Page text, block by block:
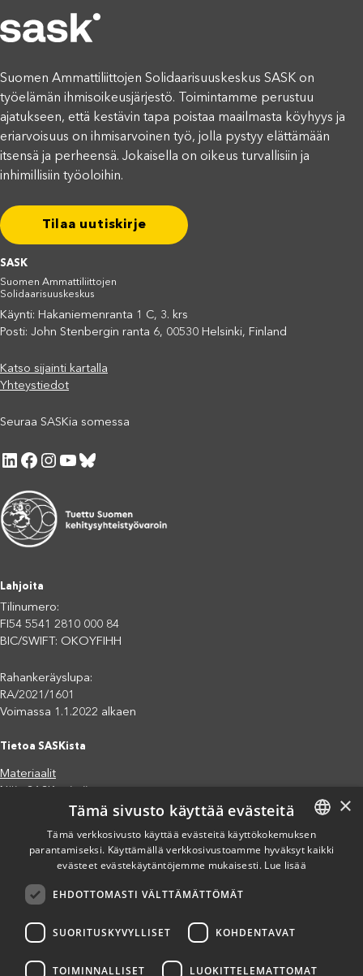
Suomen Ammattiliittojen Solidaarisuuskeskus SASK on
työelämän ihmisoikeusjärjestö. Toimintamme perustuu
ajatukseen, että kestävin tapa poistaa maailmasta köyhyys ja
eriarvoisuus on ihmisarvoinen työ, jolla pystyy elättämään
itsensä ja perheensä. Jokaisella on oikeus turvallisiin ja
inhimillisiin työoloihin.
Tilaa uutiskirje
SASK
Suomen Ammattiliittojen
Solidaarisuuskeskus
Käynti: Hakaniemenranta 1 C, 3. krs
Posti: John Stenbergin ranta 6, 00530 Helsinki, Finland
Katso sijainti kartalla
Yhteystiedot
Seuraa SASKia somessa
LinkedIn Facebook Instagram YouTube Bluesky
Lahjoita
Tilinumero:
FI54 5541 2810 000 84
BIC/SWIFT: OKOYFIHH
Rahankeräyslupa:
RA/2021/1601
Voimassa 1.1.2022 alkaen
Tietoa SASKista
Materiaalit
Näin SASK toimii
Jäsenjärjestöt
Saavutettavuusseloste
Tietosuojaseloste
Eettiset periaatteet (pdf)
Lahjoita
Osallistu
Liity kannatusjäseneksi
Ilmoita väärinkäytösepäilystä
FINNISH
×
Tämä sivusto käyttää evästeitä
Tämä verkkosivusto käyttää evästeitä käyttökokemuksen
parantamiseksi. Käyttämällä verkkosivustoamme hyväksyt kaikki
evästeet evästekäytäntöjemme mukaisesti. Lue lisää
EHDOTTOMASTI VÄLTTÄMÄTTÖMÄT
SUORITUSKYVYLLISET KOHDENTAVAT
TOIMINNALLISET LUOKITTELEMATTOMAT